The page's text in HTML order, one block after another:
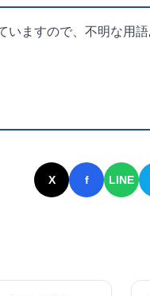
ますので、不明な用
X f LINE